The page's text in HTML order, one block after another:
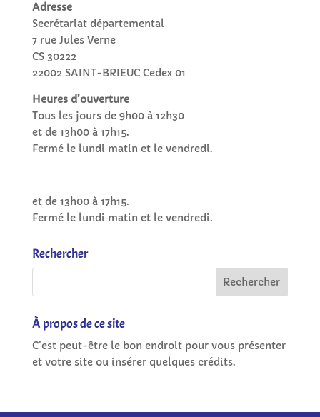
Adresse
Secrétariat départemental
7 rue Jules Verne
CS 30222
22002 SAINT-BRIEUC Cedex 01
Heures d’ouverture
Tous les jours de 9h00 à 12h30
et de 13h00 à 17h15.
Fermé le lundi matin et le vendredi.
et de 13h00 à 17h15.
Fermé le lundi matin et le vendredi.
Rechercher
À propos de ce site
C’est peut-être le bon endroit pour vous présenter
et votre site ou insérer quelques crédits.